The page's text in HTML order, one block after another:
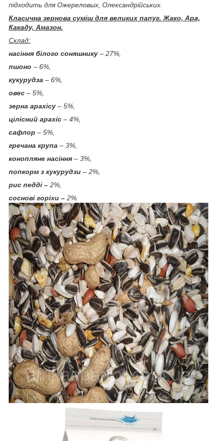
підходить для Ожереловых, Олександрійських.
Класична зернова суміш для великих папуг. Жако, Ара,
Какаду, Амазон.
Склад:
насіння білого соняшнику – 27%,
пшоно – 6%,
кукурудза – 6%,
овес – 5%,
зерна арахісу – 5%,
цілісний арахіс – 4%,
сафлор – 5%,
гречана крупа – 3%,
конопляне насіння – 3%,
попкорм з кукурудзи – 2%,
рис педді – 2%,
соснові горіхи – 2%.